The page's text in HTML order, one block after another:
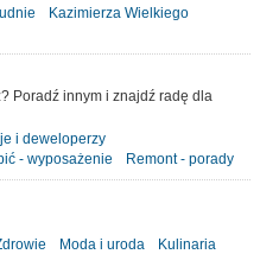
Kazimierza Wielkiego
Poradź innym i znajdź radę dla
i deweloperzy
- wyposażenie Remont - porady
Moda i uroda Kulinaria